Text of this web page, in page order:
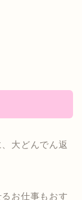
大どんでん返
お仕事もおす